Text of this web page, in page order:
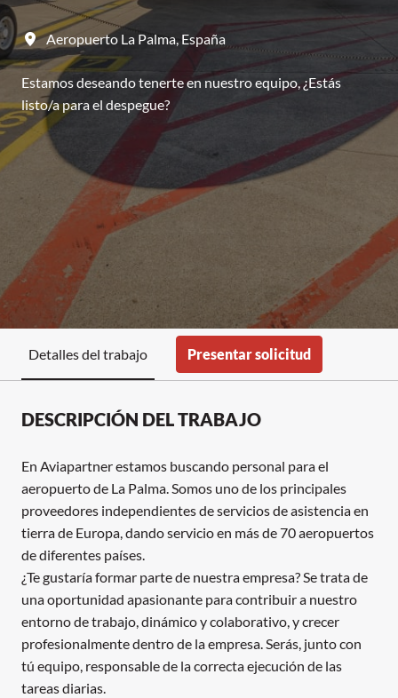
Aeropuerto La Palma,España
Estamos deseando tenerte en nuestro equipo, ¿Estás
listo/a para el despegue?
Detalles del trabajo Presentar solicitud
DESCRIPCIÓN DEL TRABAJO
En Aviapartner estamos buscando personal para el
aeropuerto de La Palma. Somos uno de los principales
proveedores independientes de servicios de asistencia en
tierra de Europa, dando servicio en más de 70 aeropuertos
de diferentes países.
¿Te gustaría formar parte de nuestra empresa? Se trata de
una oportunidad apasionante para contribuir a nuestro
entorno de trabajo, dinámico y colaborativo, y crecer
profesionalmente dentro de la empresa. Serás, junto con
tú equipo, responsable de la correcta ejecución de las
tareas diarias.